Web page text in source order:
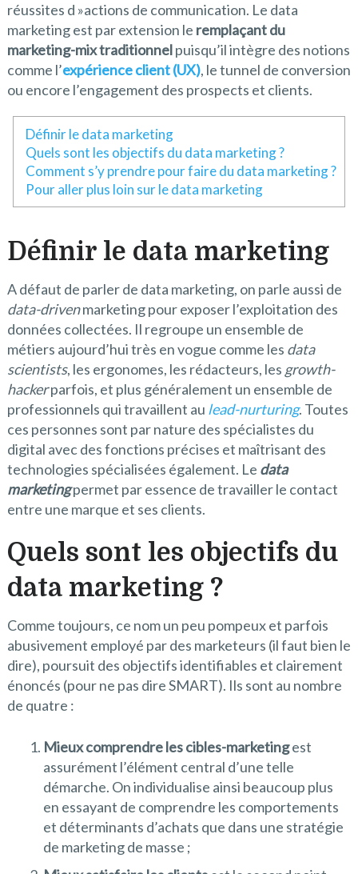
réussites d »actions de communication. Le data
marketing est par extension le remplaçant du
marketing-mix traditionnelpuisqu’il intègre des notions
comme l’expérience client (UX), le tunnel de conversion
ou encore l’engagement des prospects et clients.
Définir le data marketing
Quels sont les objectifs du data marketing ?
Comment s’y prendre pour faire du data marketing ?
Pour aller plus loin sur le data marketing
Définir le data marketing
A défaut de parler de data marketing, on parle aussi de
data-drivenmarketing pour exposer l’exploitation des
données collectées. Il regroupe un ensemble de
métiers aujourd’hui très en vogue comme les data
scientists, les ergonomes, les rédacteurs, les growth-
hackerparfois, et plus généralement un ensemble de
professionnels qui travaillent au lead-nurturing. Toutes
ces personnes sont par nature des spécialistes du
digital avec des fonctions précises et maîtrisant des
technologies spécialisées également. Le data
marketingpermet par essence de travailler le contact
entre une marque et ses clients.
Quels sont les objectifs du
data marketing ?
Comme toujours, ce nom un peu pompeux et parfois
abusivement employé par des marketeurs (il faut bien le
dire), poursuit des objectifs identifiables et clairement
énoncés (pour ne pas dire SMART). Ils sont au nombre
de quatre :
Mieux comprendre les cibles-marketingest
assurément l’élément central d’une telle
démarche. On individualise ainsi beaucoup plus
en essayant de comprendre les comportements
et déterminants d’achats que dans une stratégie
de marketing de masse ;